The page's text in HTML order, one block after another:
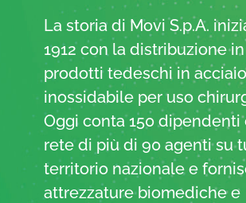
La storia di Movi S.p.A.
1912 con la distribuzione
prodotti tedeschi in acciaio
inossidabile per uso
Oggi conta 150 dipendenti
rete di più di 90 agenti su
territorio nazionale e
attrezzature biomediche e